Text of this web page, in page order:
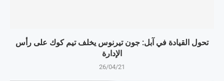
تحول القيادة في آبل: جون تيرنوس يخلف تيم كوك على رأس
الإدارة
26/04/21